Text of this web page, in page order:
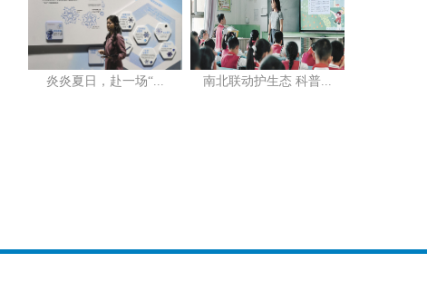
炎炎夏日，赴一场“... 南北联动护生态 科普...